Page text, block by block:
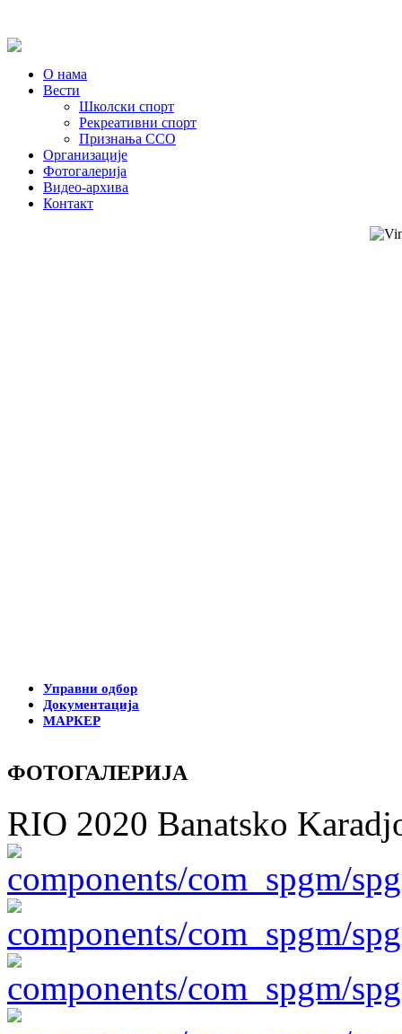
О нама
Вести
Школски спорт
Рекреативни спорт
Признања ССО
Oрганизације
Фотогалерија
Видео-архива
Контакт
Управни одбор
Документација
МАРКЕР
ФОТОГАЛЕРИЈА
RIO 2020 Banatsko